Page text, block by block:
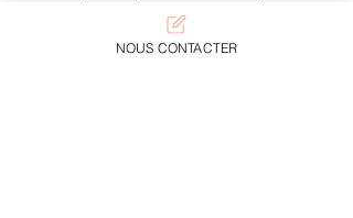
recentrage sur orientation et
expérience.NOUS CONTACTER